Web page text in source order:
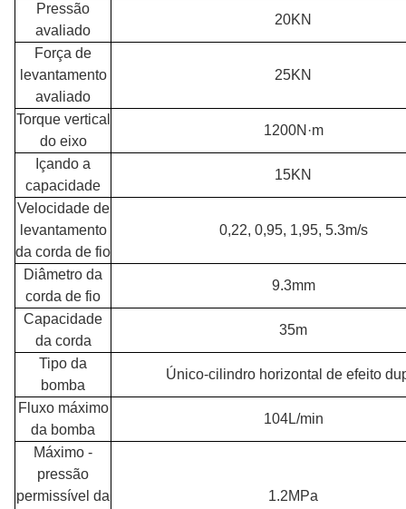
Pressão
avaliado
20KN
Força de
levantamento
avaliado
25KN
Torque vertical
do eixo
1200N·m
Içando a
capacidade
15KN
Velocidade de
levantamento
da corda de fio
0,22, 0,95, 1,95, 5.3m/s
Diâmetro da
corda de fio
9.3mm
Capacidade
da corda
35m
Tipo da
bomba
Único-cilindro horizontal de efeito
Fluxo máximo
da bomba
104L/min
Máximo -
pressão
permissível da
1.2MPa